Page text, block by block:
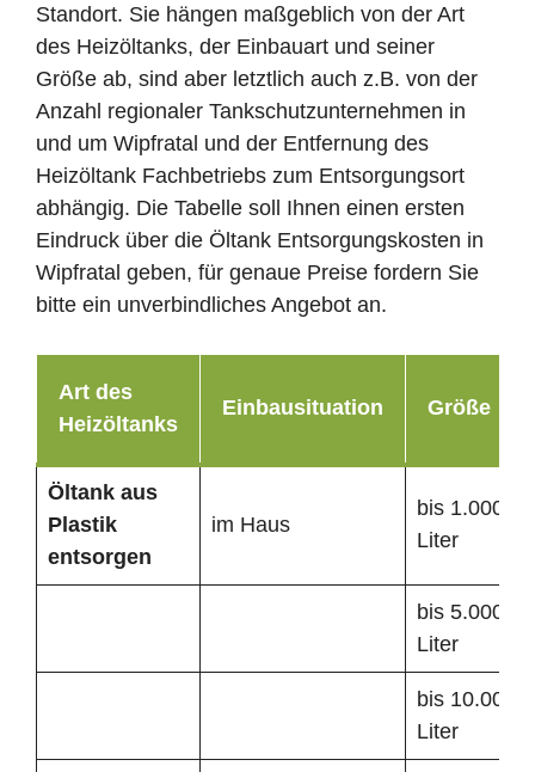
Standort. Sie hängen maßgeblich von der Art
des Heizöltanks, der Einbauart und seiner
Größe ab, sind aber letztlich auch z.B. von der
Anzahl regionaler Tankschutzunternehmen in
und um Wipfratal und der Entfernung des
Heizöltank Fachbetriebs zum Entsorgungsort
abhängig. Die Tabelle soll Ihnen einen ersten
Eindruck über die Öltank Entsorgungskosten in
Wipfratal geben, für genaue Preise fordern Sie
bitte ein unverbindliches Angebot an.
Art des
Heizöltanks
Einbausituation Größe
Öltank aus
Plastik
entsorgen
im Haus
bis 1.000
Liter
bis 5.000
Liter
bis 10.000
Liter